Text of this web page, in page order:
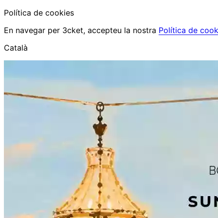
Política de cookies
En navegar per 3cket, accepteu la nostra Política de
Català